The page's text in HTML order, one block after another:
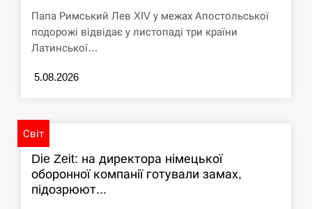
ЩЕ...
Папа Римський Лев XIV у межах Апостольської
подорожі відвідає у листопаді три країни
Латинської…
5.08.2026
Світ
Die Zeit: на директора німецької
оборонної компанії готували замах,
підозрюют...